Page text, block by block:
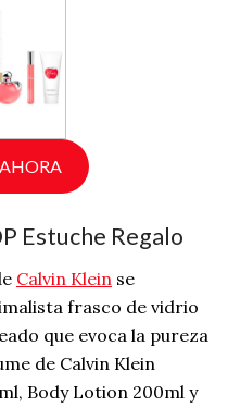
Estuche Regalo
Calvin Klein se
frasco de vidrio
que evoca la pureza
de Calvin Klein
Body Lotion 200ml y